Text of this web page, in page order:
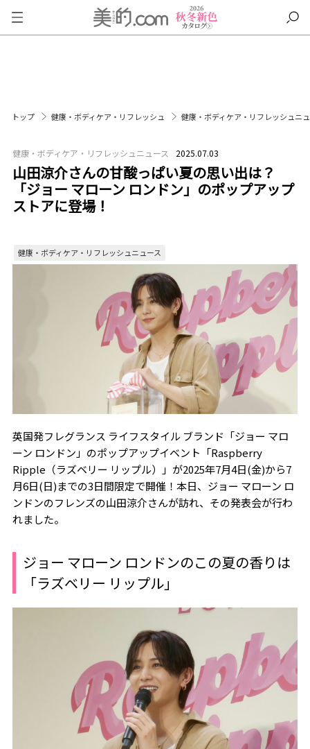
トップ 健康・ボディケア・リフレッシュ 健康・ボディケア・リフレッシュニ
健康・ボディケア・リフレッシュニュース 2025.07.03
山田涼介さんの甘酸っぱい夏の思い出は？
「ジョー マローン ロンドン」のポップアップ
ストアに登場！
健康・ボディケア・リフレッシュニュース
英国発フレグランス ライフスタイル ブランド「ジョー マロ
ーン ロンドン」のポップアップイベント「Raspberry
Ripple（ラズベリー リップル）」が2025年7月4日(金)から7
月6日(日)までの3日間限定で開催！本日、ジョー マローン ロ
ンドンのフレンズの山田涼介さんが訪れ、その発表会が行わ
れました。
ジョー マローン ロンドンのこの夏の香りは
「ラズベリー リップル」